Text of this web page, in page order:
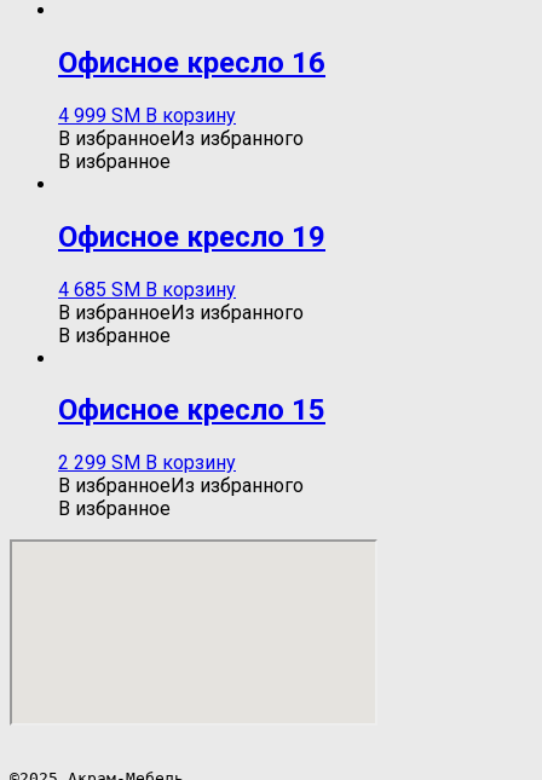
Oфисное кресло 16
4 999 ЅМ В корзину
В избранноеИз избранного
В избранное
Oфисное кресло 19
4 685 ЅМ В корзину
В избранноеИз избранного
В избранное
Oфисное кресло 15
2 299 ЅМ В корзину
В избранноеИз избранного
В избранное